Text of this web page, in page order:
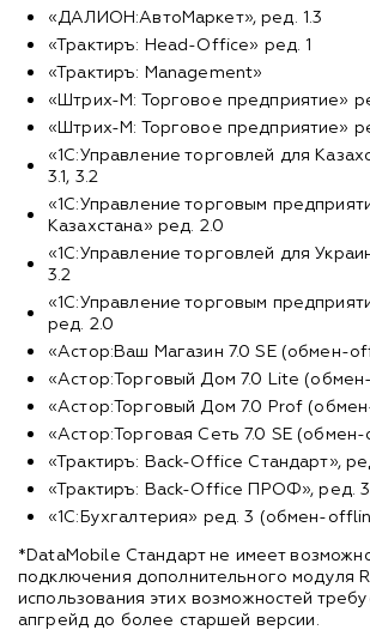
«ДАЛИОН:АвтоМаркет», ред. 1.3
«Трактиръ: Head-Office» ред. 1
«Трактиръ: Management»
«Штрих-М: Торговое предприятие»
«Штрих-М: Торговое предприятие»
«1С:Управление торговлей для
3.1, 3.2
«1С:Управление торговым
Казахстана» ред. 2.0
«1С:Управление торговлей для
3.2
«1С:Управление торговым
ред. 2.0
«Астор:Ваш Магазин 7.0 SE (обмен-
«Астор:Торговый Дом 7.0 Lite
«Астор:Торговый Дом 7.0 Prof
«Астор:Торговая Сеть 7.0 SE
«Трактиръ: Back-Office Стандарт»,
«Трактиръ: Back-Office ПРОФ», ред.
«1С:Бухгалтерия» ред. 3 (обмен-
*DataMobile Стандарт не имеет
подключения дополнительного модуля
использования этих возможностей
апгрейд до более старшей версии.